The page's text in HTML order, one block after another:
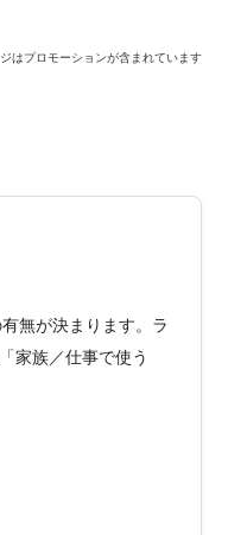
はプロモーションが含まれています
無が決まります。ラ
家族／仕事で使う